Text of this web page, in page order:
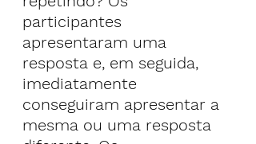
participantes
apresentaram uma
resposta e, em seguida,
imediatamente
conseguiram apresentar a
mesma ou uma resposta